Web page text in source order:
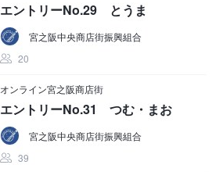
エントリーNo.29 とうま
宮之阪中央商店街振興組合
20
オンライン宮之阪商店街
エントリーNo.31 つむ・まお
宮之阪中央商店街振興組合
39